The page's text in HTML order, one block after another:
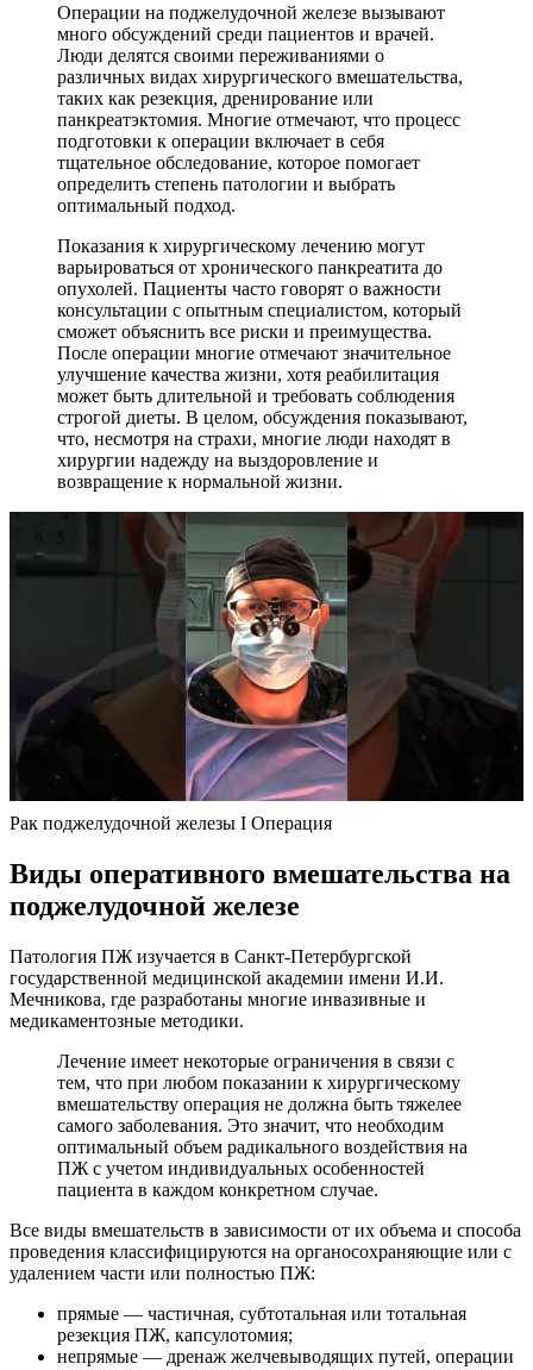
Операции на поджелудочной железе вызывают
много обсуждений среди пациентов и врачей.
Люди делятся своими переживаниями о
различных видах хирургического вмешательства,
таких как резекция, дренирование или
панкреатэктомия. Многие отмечают, что процесс
подготовки к операции включает в себя
тщательное обследование, которое помогает
определить степень патологии и выбрать
оптимальный подход.
Показания к хирургическому лечению могут
варьироваться от хронического панкреатита до
опухолей. Пациенты часто говорят о важности
консультации с опытным специалистом, который
сможет объяснить все риски и преимущества.
После операции многие отмечают значительное
улучшение качества жизни, хотя реабилитация
может быть длительной и требовать соблюдения
строгой диеты. В целом, обсуждения показывают,
что, несмотря на страхи, многие люди находят в
хирургии надежду на выздоровление и
возвращение к нормальной жизни.
Рак поджелудочной железы I Операция
Виды оперативного вмешательства на
поджелудочной железе
Патология ПЖ изучается в Санкт-Петербургской
государственной медицинской академии имени И.И.
Мечникова, где разработаны многие инвазивные и
медикаментозные методики.
Лечение имеет некоторые ограничения в связи с
тем, что при любом показании к хирургическому
вмешательству операция не должна быть тяжелее
самого заболевания. Это значит, что необходим
оптимальный объем радикального воздействия на
ПЖ с учетом индивидуальных особенностей
пациента в каждом конкретном случае.
Все виды вмешательств в зависимости от их объема и способа
проведения классифицируются на органосохраняющие или с
удалением части или полностью ПЖ:
прямые — частичная, субтотальная или тотальная
резекция ПЖ, капсулотомия;
непрямые — дренаж желчевыводящих путей, операции